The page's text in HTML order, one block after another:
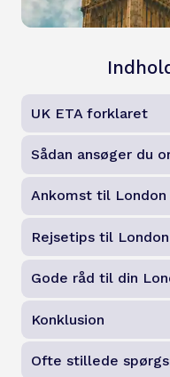
UK ETA forklaret
Sådan ansøger du
Ankomst til London
Rejsetips til London
Gode råd til din
Konklusion
Ofte stillede